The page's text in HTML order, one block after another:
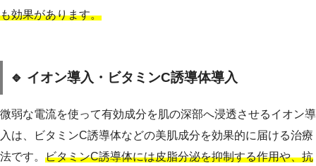
も効果があります。
🔹 イオン導入・ビタミンC誘導体導入
微弱な電流を使って有効成分を肌の深部へ浸透させるイオン導
入は、ビタミンC誘導体などの美肌成分を効果的に届ける治療
法です。 ビタミンC誘導体には皮脂分泌を抑制する作用や、抗